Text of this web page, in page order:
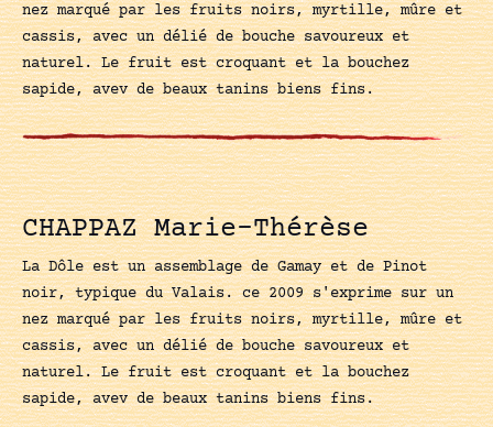
nez marqué par les fruits noirs, myrtille, mûre et
cassis, avec un délié de bouche savoureux et
naturel. Le fruit est croquant et la bouchez
sapide, avev de beaux tanins biens fins.
CHAPPAZ Marie-Thérèse
La Dôle est un assemblage de Gamay et de Pinot
noir, typique du Valais. ce 2009 s'exprime sur un
nez marqué par les fruits noirs, myrtille, mûre et
cassis, avec un délié de bouche savoureux et
naturel. Le fruit est croquant et la bouchez
sapide, avev de beaux tanins biens fins.